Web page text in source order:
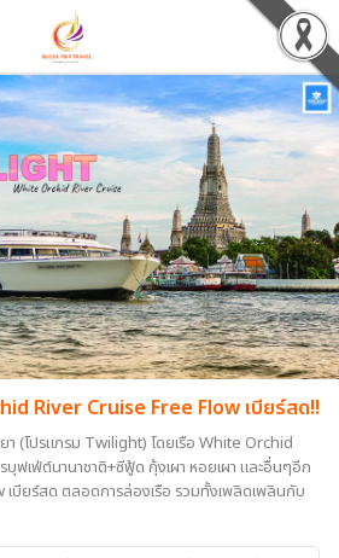
River Cruise Free Flow เบียร์สด!!
า (โปรแกรม Twilight) โดยเรือ White Orchid
ฟเฟ่ต์นานาชาติ+ซีฟู้ด กุ้งเผา หอยเผา และอื่นๆอีก
เบียร์สด ตลอดการล่องเรือ รวมทั้งเพลิดเพลินกับ